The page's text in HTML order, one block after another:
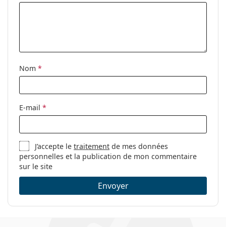
Nom *
E-mail *
J’accepte letraitement de mes données
personnelles et la publication de mon commentaire
sur le site
Envoyer